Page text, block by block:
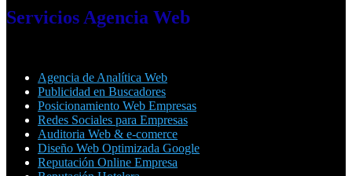
ServiciosAgencia Web
Agencia de Analítica Web
Publicidad en Buscadores
Posicionamiento Web Empresas
Redes Sociales para Empresas
Auditoria Web & e-comerce
Diseño Web Optimizada Google
Reputación Online Empresa